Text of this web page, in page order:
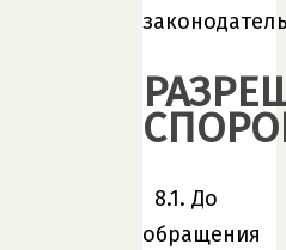
8.1. До
обращения